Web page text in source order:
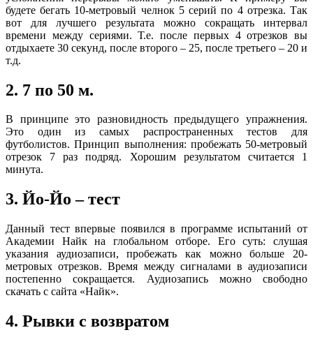
будете бегать 10-метровый челнок 5 серий по 4 отрезка. Так
вот для лучшего результата можно сокращать интервал
времени между сериями. Т.е. после первых 4 отрезков вы
отдыхаете 30 секунд, после второго – 25, после третьего – 20 и
т.д.
2. 7 по 50 м.
В принципе это разновидность предыдущего упражнения.
Это один из самых распространенных тестов для
футболистов. Принцип выполнения: пробежать 50-метровый
отрезок 7 раз подряд. Хорошим результатом считается 1
минута.
3. Йо-Йо – тест
Данный тест впервые появился в программе испытаний от
Академии Найк на глобальном отборе. Его суть: слушая
указания аудиозаписи, пробежать как можно больше 20-
метровых отрезков. Время между сигналами в аудиозаписи
постепенно сокращается. Аудиозапись можно свободно
скачать с сайта «Найк».
4. Рывки с возвратом